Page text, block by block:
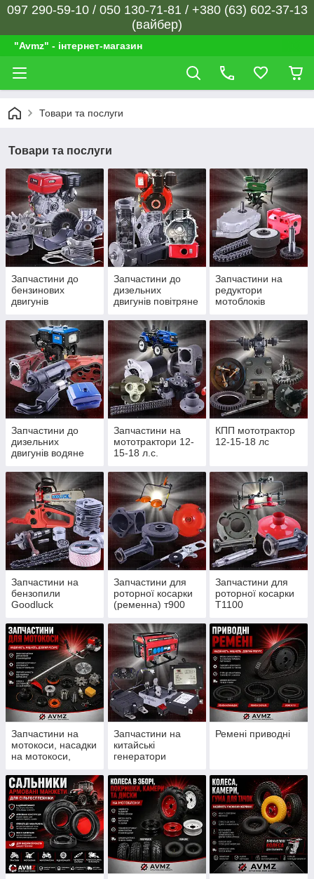
097 290-59-10 / 050 130-71-81 / +380 (63) 602-37-13
(вайбер)
"Avmz" - інтернет-магазин
Товари та послуги
Товари та послуги
Запчастини до
бензинових
двигунів
Запчастини до
дизельних
двигунів повітряне
Запчастини на
редуктори
мотоблоків
Запчастини до
дизельних
двигунів водяне
Запчастини на
мототрактори 12-
15-18 л.с.
КПП мототрактор
12-15-18 лс
Запчастини на
бензопили
Goodluck
350/352, St180
Запчастини для
роторної косарки
(ременна) т900
Запчастини для
роторної косарки
Т1100
Запчастини на
мотокоси, насадки
на мотокоси,
Запчастини на
китайські
генератори
Ремені приводні